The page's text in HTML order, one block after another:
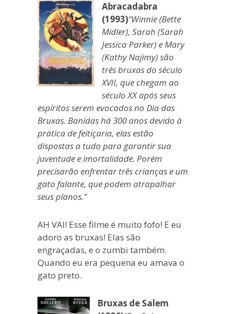
Abracadabra
(1993)“Winnie (Bette
Midler), Sarah (Sarah
Jessica Parker) e Mary
(Kathy Najimy) são
três bruxas do século
XVII, que chegam ao
século XX após seus
espíritos serem evocados no Dia das
Bruxas. Banidas há 300 anos devido à
prática de feitiçaria, elas estão
dispostas a tudo para garantir sua
juventude e imortalidade. Porém
precisarão enfrentar três crianças e um
gato falante, que podem atrapalhar
seus planos.”
AH VAI! Esse filme é muito fofo! E eu
adoro as bruxas! Elas são
engraçadas, e o zumbi também.
Quando eu era pequena eu amava o
gato preto.
Bruxas de Salem